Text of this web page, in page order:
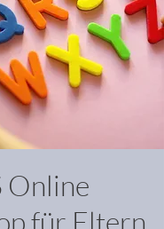
Online
für Eltern